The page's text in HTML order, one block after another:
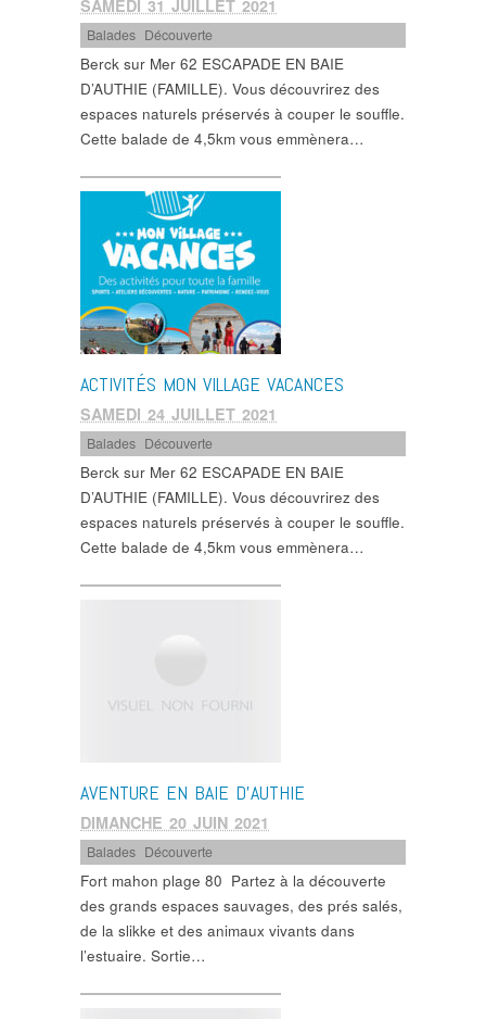
SAMEDI 31 JUILLET 2021
Balades Découverte
Berck sur Mer 62 ESCAPADE EN BAIE
D’AUTHIE (FAMILLE). Vous découvrirez des
espaces naturels préservés à couper le souffle.
Cette balade de 4,5km vous emmènera…
ACTIVITÉS MON VILLAGE VACANCES
SAMEDI 24 JUILLET 2021
Balades Découverte
Berck sur Mer 62 ESCAPADE EN BAIE
D’AUTHIE (FAMILLE). Vous découvrirez des
espaces naturels préservés à couper le souffle.
Cette balade de 4,5km vous emmènera…
AVENTURE EN BAIE D’AUTHIE
DIMANCHE 20 JUIN 2021
Balades Découverte
Fort mahon plage 80 Partez à la découverte
des grands espaces sauvages, des prés salés,
de la slikke et des animaux vivants dans
l’estuaire. Sortie…